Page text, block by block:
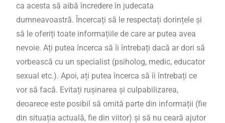
ca acesta să aibă încredere în judecata
dumneavoastră. Încercați să le respectați dorințele și
să le oferiți toate informațiile de care ar putea avea
nevoie. Ați putea încerca să îi întrebați dacă ar dori să
vorbească cu un specialist (psiholog, medic, educator
sexual etc.). Apoi, ați putea încerca să îi întrebați ce
vor să facă. Evitați rușinarea și culpabilizarea,
deoarece este posibil să omită parte din informații (fie
din situația actuală, fie din viitor) și să nu ceară ajutor